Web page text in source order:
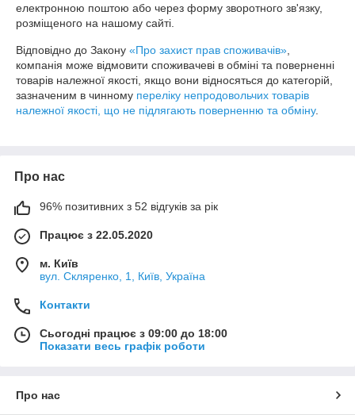
електронною поштою або через форму зворотного зв'язку,
розміщеного на нашому сайті.
Відповідно до Закону «Про захист прав споживачів»
компанія може відмовити споживачеві в обміні та поверненні
товарів належної якості, якщо вони відносяться до категорій,
зазначеним в чинному переліку непродовольчих товарів
належної якості, що не підлягають поверненню та обміну.
Про нас
96% позитивних з 52 відгуків за рік
Працює з 22.05.2020
м. Київ
вул. Скляренко, 1, Київ, Україна
Контакти
Сьогодні працює з 09:00 до 18:00
Показати весь графік роботи
Про нас